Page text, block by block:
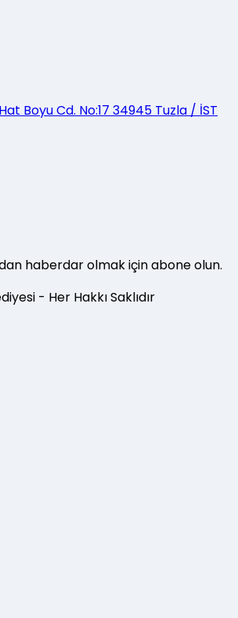
Boyu Cd. No:17 34945 Tuzla / İST
haberdar olmak için abone olun.
- Her Hakkı Saklıdır